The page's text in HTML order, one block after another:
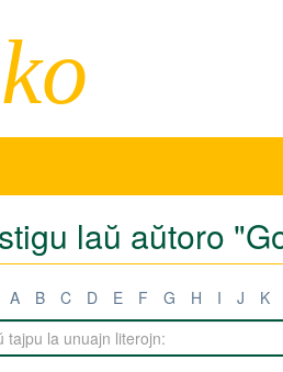
laŭ aŭtoro
A B C D E F G H I J K